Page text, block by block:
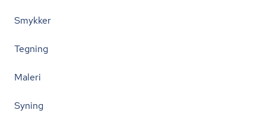
Smykker
Tegning
Maleri
Syning